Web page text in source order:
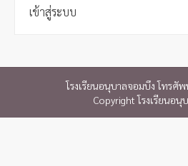
เข้าสู่ระบบ
โรงเรียนอนุบาลจอมบึง โทรศั
Copyright โรงเรียนอนุ